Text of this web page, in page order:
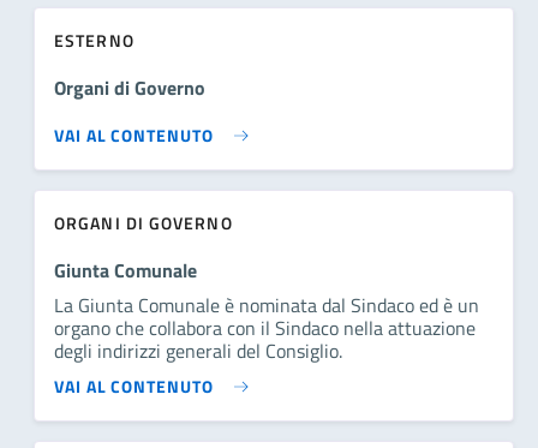
ESTERNO
Organi di Governo
VAI AL CONTENUTO
ORGANI DI GOVERNO
Giunta Comunale
La Giunta Comunale è nominata dal Sindaco ed è un
organo che collabora con il Sindaco nella attuazione
degli indirizzi generali del Consiglio.
VAI AL CONTENUTO